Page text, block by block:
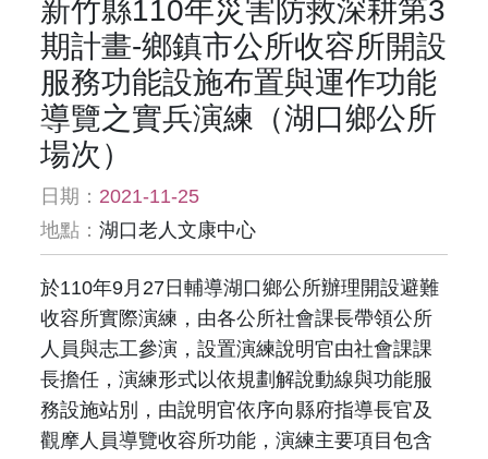
新竹縣110年災害防救深耕第3
期計畫-鄉鎮市公所收容所開設
服務功能設施布置與運作功能
導覽之實兵演練（湖口鄉公所
場次）
日期： 2021-11-25
地點：湖口老人文康中心
於110年9月27日輔導湖口鄉公所辦理開設避難
收容所實際演練，由各公所社會課長帶領公所
人員與志工參演，設置演練說明官由社會課課
長擔任，演練形式以依規劃解說動線與功能服
務設施站別，由說明官依序向縣府指導長官及
觀摩人員導覽收容所功能，演練主要項目包含